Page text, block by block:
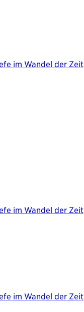
im Wandel der Zeit
im Wandel der Zeit
im Wandel der Zeit